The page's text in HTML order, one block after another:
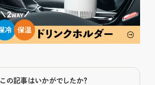
この記事はいかがでしたか？